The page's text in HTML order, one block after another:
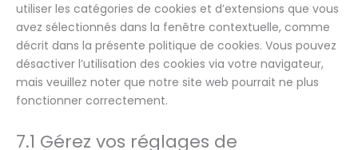
utiliser les catégories de cookies et d’extensions que vous
avez sélectionnés dans la fenêtre contextuelle, comme
décrit dans la présente politique de cookies. Vous pouvez
désactiver l’utilisation des cookies via votre navigateur,
mais veuillez noter que notre site web pourrait ne plus
fonctionner correctement.
7.1 Gérez vos réglages de